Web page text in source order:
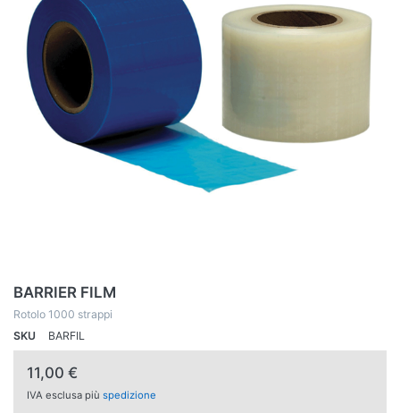
BARRIER FILM
Rotolo 1000 strappi
SKU
BARFIL
11,00 €
IVA esclusa più spedizione